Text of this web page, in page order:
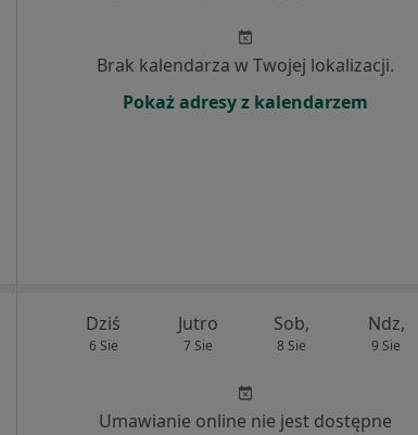
Brak kalendarza w Twojej lokalizacji.
Pokaż adresy z kalendarzem
Dziś
6 Sie
Jutro
7 Sie
Sob,
8 Sie
Ndz,
9 Sie
Umawianie online nie jest dostępne